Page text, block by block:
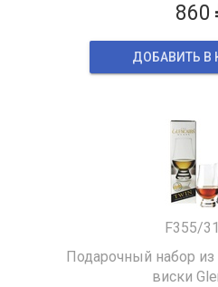
860
ДОБАВИТЬ В
F355/
Подарочный набор
виски